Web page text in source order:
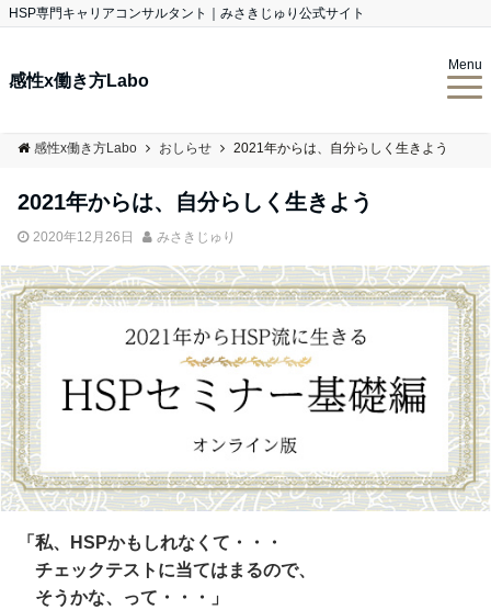
HSP専門キャリアコンサルタント｜みさきじゅり公式サイト
感性x働き方Labo
Menu
感性x働き方Labo おしらせ 2021年からは、自分らしく生きよう
2021年からは、自分らしく生きよう
2020年12月26日 みさきじゅり
「私、HSPかもしれなくて・・・
チェックテストに当てはまるので、
そうかな、って・・・」